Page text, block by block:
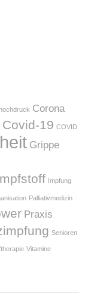
Corona
Covid-19 COVID
Grippe
Impfung
Palliativmedizin
Praxis
Senioren
Vitamine